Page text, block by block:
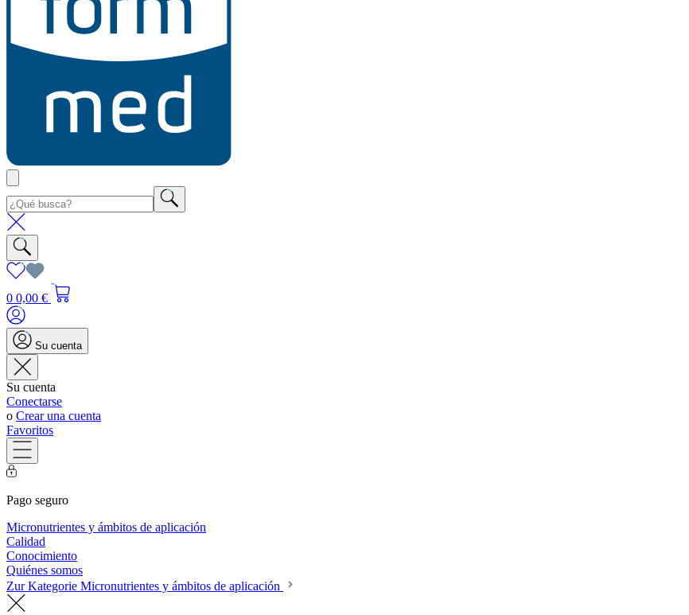
0 0,00 €
Su cuenta
Su cuenta
Conectarse
o Crear una cuenta
Favoritos
Pago seguro
Micronutrientes y ámbitos de aplicación
Calidad
Conocimiento
Quiénes somos
Zur Kategorie Micronutrientes y ámbitos de aplicación